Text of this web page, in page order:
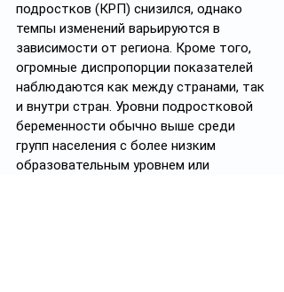
подростков (КРП) снизился, однако
темпы изменений варьируются в
зависимости от региона. Кроме того,
огромные диспропорции показателей
наблюдаются как между странами, так
и внутри стран. Уровни подростковой
беременности обычно выше среди
групп населения с более низким
образовательным уровнем или